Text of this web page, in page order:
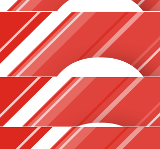
Jarno Van Der Wal
Zet hem op! Ik weet zeker dat het gaat lukken! Je
Nynke Schuijren
Mij niet bellen voor support:)